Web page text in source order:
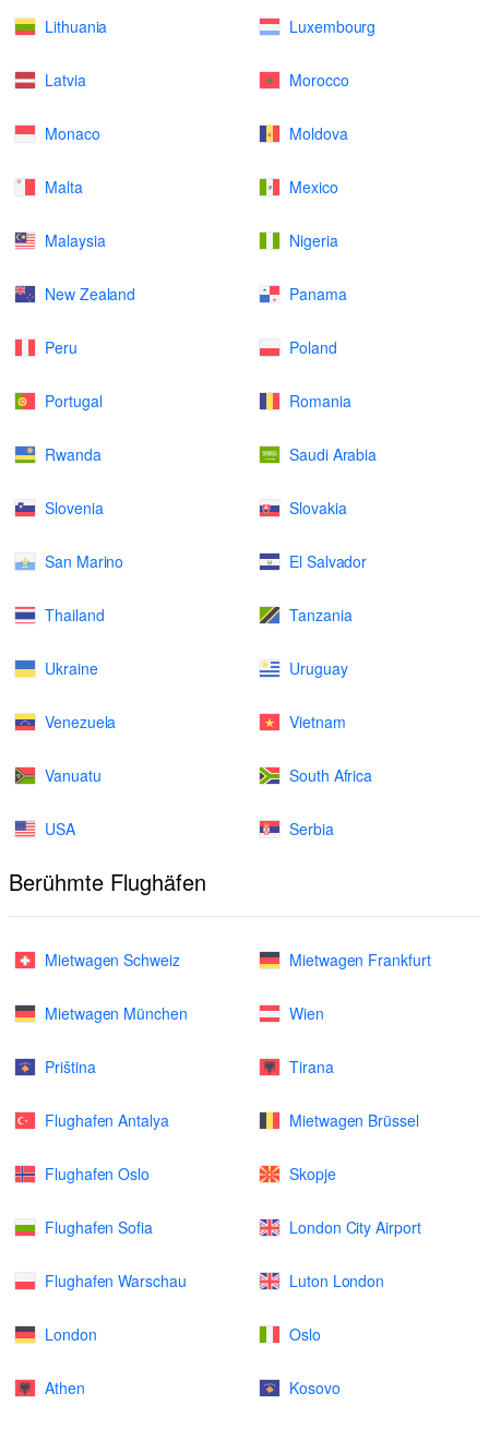
Lithuania Luxembourg
Latvia Morocco
Monaco Moldova
Malta Mexico
Malaysia Nigeria
New Zealand Panama
Peru Poland
Portugal Romania
Rwanda Saudi Arabia
Slovenia Slovakia
San Marino El Salvador
Thailand Tanzania
Ukraine Uruguay
Venezuela Vietnam
Vanuatu South Africa
USA Serbia
Berühmte Flughäfen
Mietwagen Schweiz Mietwagen Frankfurt
Mietwagen München Wien
Priština Tirana
Flughafen Antalya Mietwagen Brüssel
Flughafen Oslo Skopje
Flughafen Sofia London City Airport
Flughafen Warschau Luton London
London Oslo
Athen Kosovo